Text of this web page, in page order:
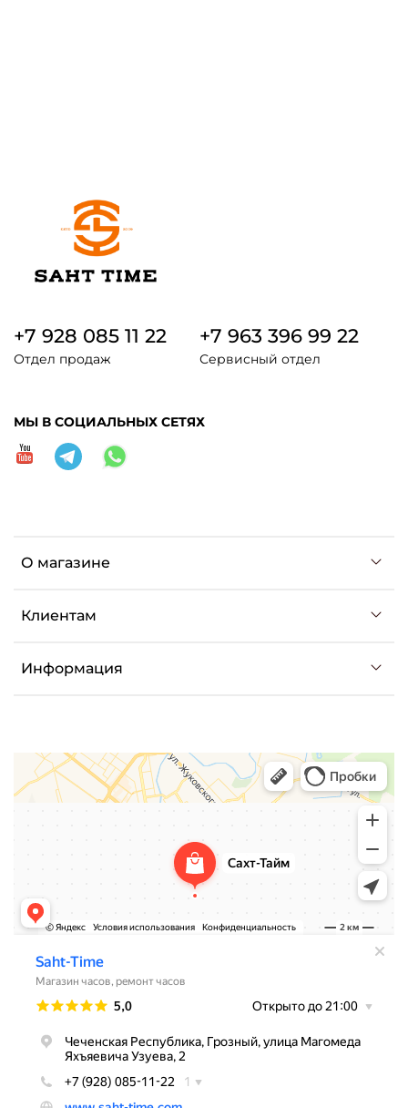
О магазине
Клиентам
Информация
+7 928 085 11 22
Отдел продаж
+7 963 396 99 22
Сервисный отдел
МЫ В СОЦИАЛЬНЫХ СЕТЯХ